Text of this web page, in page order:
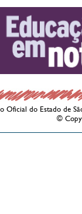
Oficial do Estado de
©